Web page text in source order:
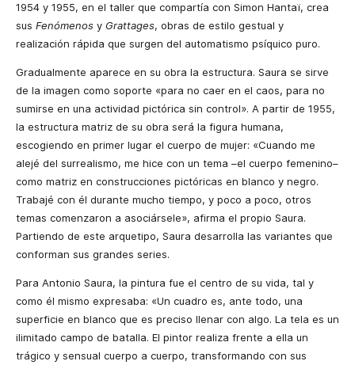
1954 y 1955, en el taller que compartía con Simon Hantaï, crea
sus Fenómenos y Grattages, obras de estilo gestual y
realización rápida que surgen del automatismo psíquico puro.
Gradualmente aparece en su obra la estructura. Saura se sirve
de la imagen como soporte «para no caer en el caos, para no
sumirse en una actividad pictórica sin control». A partir de 1955,
la estructura matriz de su obra será la figura humana,
escogiendo en primer lugar el cuerpo de mujer: «Cuando me
alejé del surrealismo, me hice con un tema –el cuerpo femenino–
como matriz en construcciones pictóricas en blanco y negro.
Trabajé con él durante mucho tiempo, y poco a poco, otros
temas comenzaron a asociársele», afirma el propio Saura.
Partiendo de este arquetipo, Saura desarrolla las variantes que
conforman sus grandes series.
Para Antonio Saura, la pintura fue el centro de su vida, tal y
como él mismo expresaba: «Un cuadro es, ante todo, una
superficie en blanco que es preciso llenar con algo. La tela es un
ilimitado campo de batalla. El pintor realiza frente a ella un
trágico y sensual cuerpo a cuerpo, transformando con sus